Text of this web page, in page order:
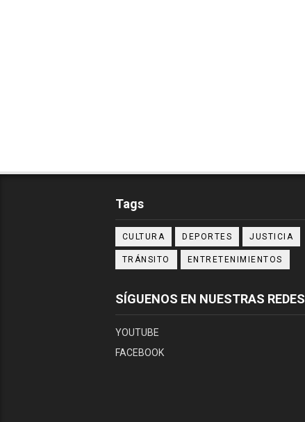
Tags
CULTURA DEPORTES JUSTICIA
TRÁNSITO ENTRETENIMIENTOS
SÍGUENOS EN NUESTRAS REDES
YOUTUBE
FACEBOOK